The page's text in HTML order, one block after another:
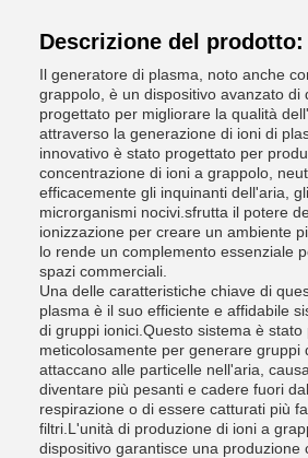
Descrizione del prodotto:
Il generatore di plasma, noto anche
grappolo, è un dispositivo avanzato di
progettato per migliorare la qualità
attraverso la generazione di ioni di
innovativo è stato progettato per
concentrazione di ioni a grappolo,
efficacemente gli inquinanti dell'aria,
microrganismi nocivi.sfrutta il potere
ionizzazione per creare un ambiente
lo rende un complemento essenziale
spazi commerciali.
Una delle caratteristiche chiave di
plasma è il suo efficiente e affidabile
di gruppi ionici.Questo sistema è stato
meticolosamente per generare gruppi
attaccano alle particelle nell'aria,
diventare più pesanti e cadere fuori
respirazione o di essere catturati più
filtri.L'unità di produzione di ioni a
dispositivo garantisce una produzione